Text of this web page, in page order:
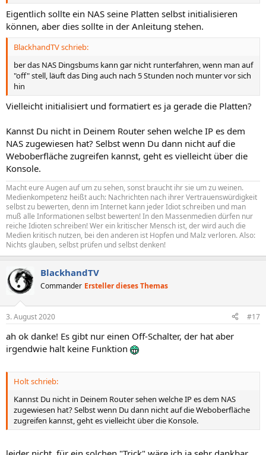
Eigentlich sollte ein NAS seine Platten selbst initialisieren
können, aber dies sollte in der Anleitung stehen.
BlackhandTV schrieb:
ber das NAS Dingsbums kann gar nicht runterfahren, wenn man auf
"off" stell, läuft das Ding auch nach 5 Stunden noch munter vor sich
hin
Vielleicht initialisiert und formatiert es ja gerade die Platten?
Kannst Du nicht in Deinem Router sehen welche IP es dem
NAS zugewiesen hat? Selbst wenn Du dann nicht auf die
Weboberfläche zugreifen kannst, geht es vielleicht über die
Konsole.
Macht eure Augen auf um zu sehen, sonst braucht ihr sie um zu weinen.
Medienkompetenz heißt auch: Nachrichten nach ihrer Vertrauenswürdigkeit
selbst zu bewerten, denn im Internet kann jeder Idiot schreiben und man
muß alle Informationen selbst bewerten! In den Massenmedien dürfen nur
reiche Idioten schreiben! Wer ein kritischer Mensch ist, der wird auch die
Medien kritisch nutzen, bei den anderen ist Hopfen und Malz verloren. Also:
Nichts glauben, selbst prüfen und selbst denken!
BlackhandTV
Commander Ersteller dieses Themas
3. August 2020 #17
ah ok danke! Es gibt nur einen Off-Schalter, der hat aber
irgendwie halt keine Funktion
Holt schrieb:
Kannst Du nicht in Deinem Router sehen welche IP es dem NAS
zugewiesen hat? Selbst wenn Du dann nicht auf die Weboberfläche
zugreifen kannst, geht es vielleicht über die Konsole.